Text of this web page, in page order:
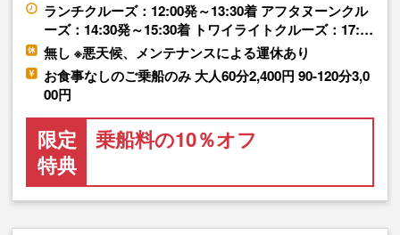
ランチクルーズ：12:00発～13:30着 アフタヌーンクル
ーズ：14:30発～15:30着 トワイライトクルーズ：17:…
無し ※悪天候、メンテナンスによる運休あり
お食事なしのご乗船のみ 大人60分2,400円 90-120分3,0
00円
限定
特典
乗船料の10％オフ